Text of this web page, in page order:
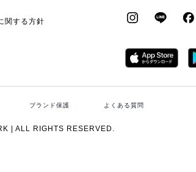
関する方針
ブランド保護 よくある質問
| ALL RIGHTS RESERVED.